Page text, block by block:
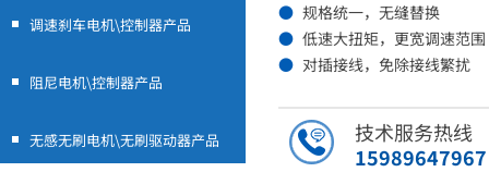
调速刹车电机\控制器产品
阻尼电机\控制器产品
无感无刷电机\无刷驱动器产品
● 规格统一，无缝替换
● 低速大扭矩，更宽调速范围
● 对插接线，免除接线繁扰
技术服务热线
15989647967